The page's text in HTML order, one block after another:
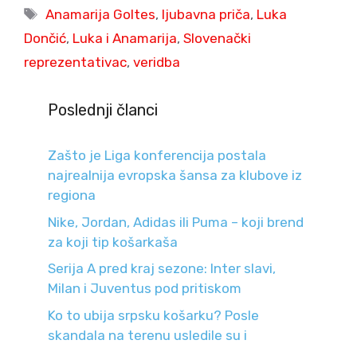
Tags
Anamarija Goltes, ljubavna priča, Luka
Dončić, Luka i Anamarija, Slovenački
reprezentativac, veridba
Poslednji članci
Zašto je Liga konferencija postala
najrealnija evropska šansa za klubove iz
regiona
Nike, Jordan, Adidas ili Puma – koji brend
za koji tip košarkaša
Serija A pred kraj sezone: Inter slavi,
Milan i Juventus pod pritiskom
Ko to ubija srpsku košarku? Posle
skandala na terenu usledile su i